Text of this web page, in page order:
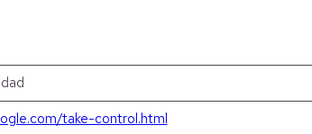
take-control.html